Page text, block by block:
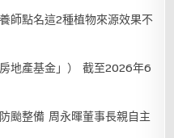
師點名這2種植物來源效果不
地產基金」） 截至2026年6
颱整備 周永暉董事長親自主